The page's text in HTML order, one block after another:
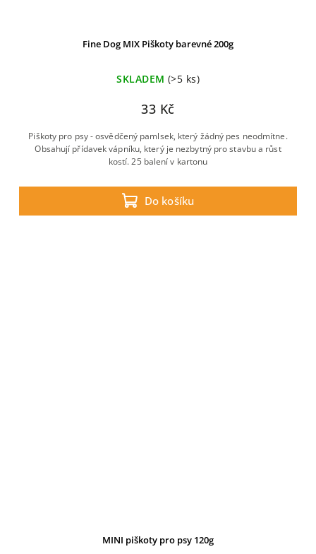
Fine Dog MIX Piškoty barevné 200g
SKLADEM (>5 ks)
33 Kč
Do košíku
Piškoty pro psy - osvědčený pamlsek, který žádný pes neodmítne.
Obsahují přídavek vápníku, který je nezbytný pro stavbu a růst
kostí. 25 balení v kartonu
MINI piškoty pro psy 120g